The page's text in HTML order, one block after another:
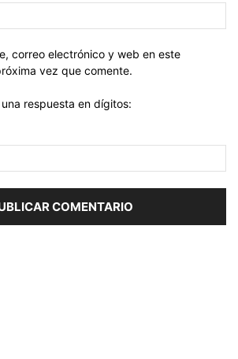
correo electrónico y web en este
vez que comente.
respuesta en dígitos: